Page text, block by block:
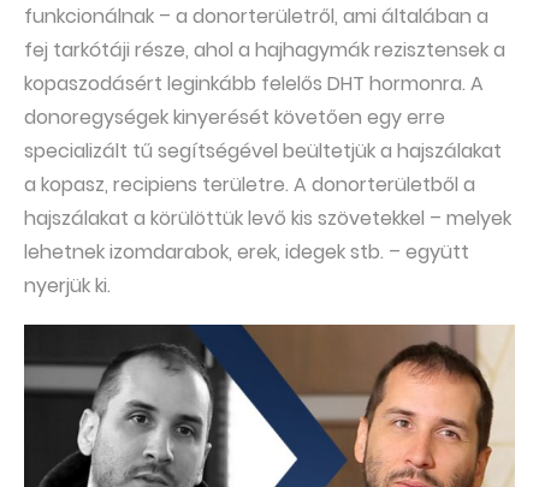
funkcionálnak – a donorterületről, ami általában a
fej tarkótáji része, ahol a hajhagymák rezisztensek a
kopaszodásért leginkább felelős DHT hormonra. A
donoregységek kinyerését követően egy erre
specializált tű segítségével beültetjük a hajszálakat
a kopasz, recipiens területre. A donorterületből a
hajszálakat a körülöttük levő kis szövetekkel – melyek
lehetnek izomdarabok, erek, idegek stb. – együtt
nyerjük ki.